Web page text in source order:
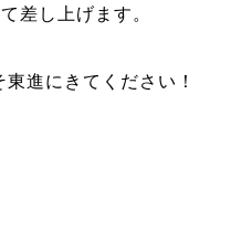
差し上げます。
進にきてください！